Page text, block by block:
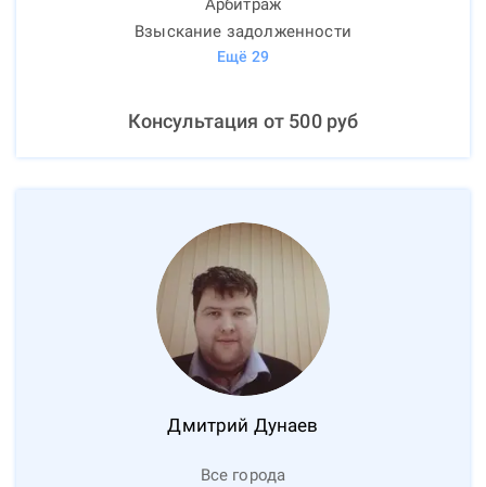
Арбитраж
Взыскание задолженности
Ещё 29
Консультация от 500руб
Дмитрий Дунаев
Все города